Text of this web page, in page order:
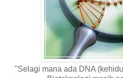
"Selagi mana ada DNA